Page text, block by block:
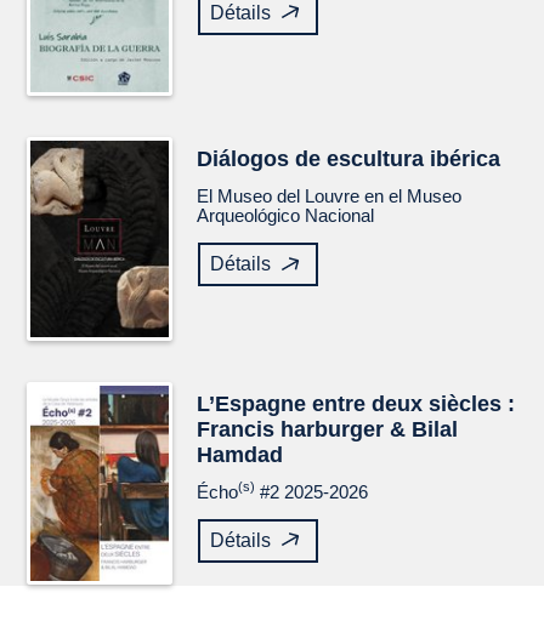
Détails
Diálogos de escultura ibérica
El Museo del Louvre en el Museo
Arqueológico Nacional
Détails
L’Espagne entre deux siècles :
Francis harburger & Bilal
Hamdad
Écho(s) #2 2025-2026
Détails